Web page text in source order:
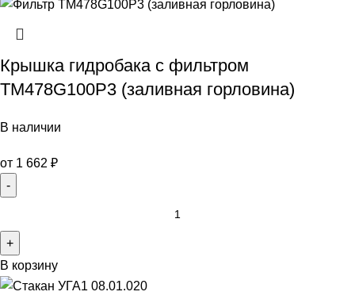
Крышка гидробака с фильтром
TM478G100Р3 (заливная горловина)
В наличии
от 1 662 ₽
В корзину